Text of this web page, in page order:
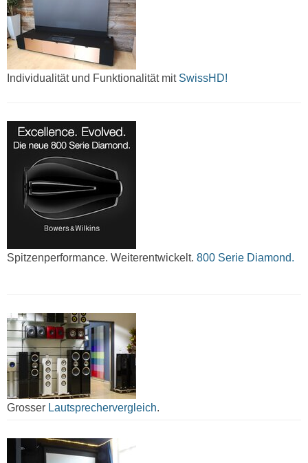
Individualität und Funktionalität mitSwissHD!
Spitzenperformance. Weiterentwickelt. 800 Serie Diamond.
Grosser Lautsprechervergleich.